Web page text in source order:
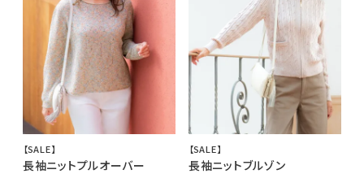
【SALE】
長袖ニットプルオーバー
【SALE】
長袖ニットブルゾン